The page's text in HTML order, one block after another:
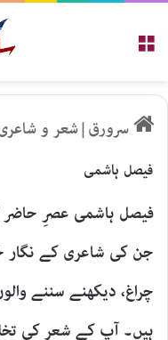
سرورق|شعر و
فیصل ہاشمی
فیصل ہاشمی عصرِ
جن کی شاعری کے نگار
چراغ، دیکھنے سننے
ہیں۔ آپ کے شعر کی